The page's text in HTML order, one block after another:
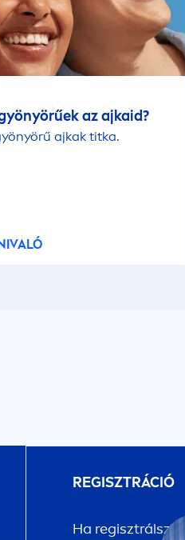
az ajkaid?
ajkak titka.
REGISZTRÁCIÓ
Ha regisztrálsz a